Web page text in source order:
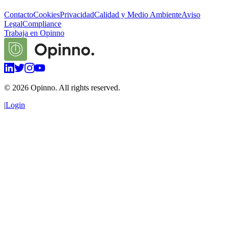
ContactoCookiesPrivacidadCalidad y Medio AmbienteAviso
LegalCompliance
Trabaja en Opinno
© 2026 Opinno. All rights reserved.
|Login